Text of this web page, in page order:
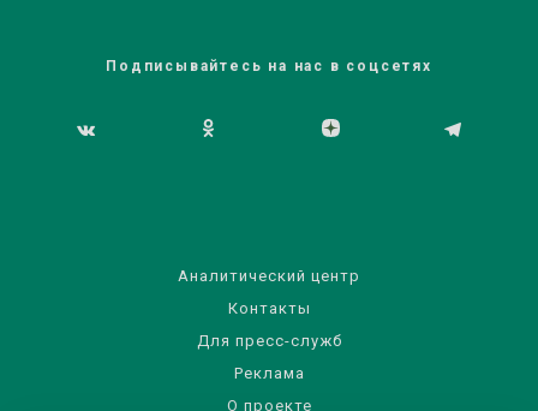
Подписывайтесь на нас в соцсетях
Аналитический центр
Контакты
Для пресс-служб
Реклама
О проекте